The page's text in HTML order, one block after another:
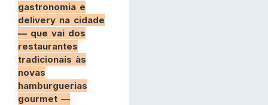
gastronomia e
delivery na cidade
— que vai dos
restaurantes
tradicionais às
novas
hamburguerias
gourmet —